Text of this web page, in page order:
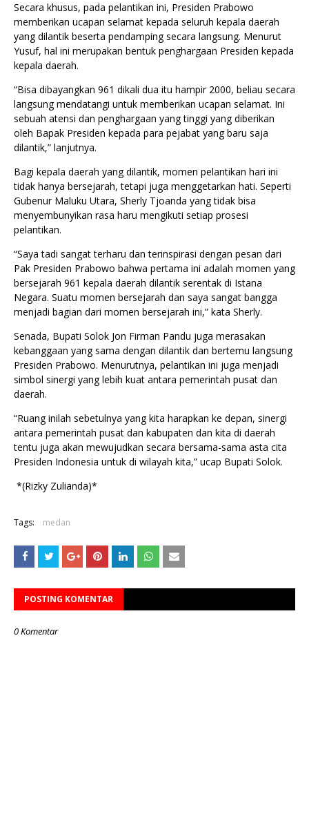
Secara khusus, pada pelantikan ini, Presiden Prabowo
memberikan ucapan selamat kepada seluruh kepala daerah
yang dilantik beserta pendamping secara langsung. Menurut
Yusuf, hal ini merupakan bentuk penghargaan Presiden kepada
kepala daerah.
“Bisa dibayangkan 961 dikali dua itu hampir 2000, beliau secara
langsung mendatangi untuk memberikan ucapan selamat. Ini
sebuah atensi dan penghargaan yang tinggi yang diberikan
oleh Bapak Presiden kepada para pejabat yang baru saja
dilantik,” lanjutnya.
Bagi kepala daerah yang dilantik, momen pelantikan hari ini
tidak hanya bersejarah, tetapi juga menggetarkan hati. Seperti
Gubenur Maluku Utara, Sherly Tjoanda yang tidak bisa
menyembunyikan rasa haru mengikuti setiap prosesi
pelantikan.
“Saya tadi sangat terharu dan terinspirasi dengan pesan dari
Pak Presiden Prabowo bahwa pertama ini adalah momen yang
bersejarah 961 kepala daerah dilantik serentak di Istana
Negara. Suatu momen bersejarah dan saya sangat bangga
menjadi bagian dari momen bersejarah ini,” kata Sherly.
Senada, Bupati Solok Jon Firman Pandu juga merasakan
kebanggaan yang sama dengan dilantik dan bertemu langsung
Presiden Prabowo. Menurutnya, pelantikan ini juga menjadi
simbol sinergi yang lebih kuat antara pemerintah pusat dan
daerah.
“Ruang inilah sebetulnya yang kita harapkan ke depan, sinergi
antara pemerintah pusat dan kabupaten dan kita di daerah
tentu juga akan mewujudkan secara bersama-sama asta cita
Presiden Indonesia untuk di wilayah kita,” ucap Bupati Solok.
*(Rizky Zulianda)*
Tags: medan
POSTING KOMENTAR
0 Komentar